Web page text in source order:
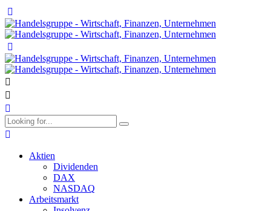
Aktien
Dividenden
DAX
NASDAQ
Arbeitsmarkt